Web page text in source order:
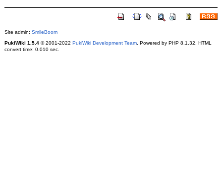
Site admin: SmileBoom
PukiWiki 1.5.4© 2001-2022 PukiWiki Development Team. Powered by PHP 8.1.32. HTML
convert time: 0.010 sec.